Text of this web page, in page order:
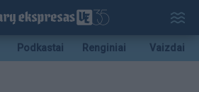
Podkastai Renginiai Vaizdai